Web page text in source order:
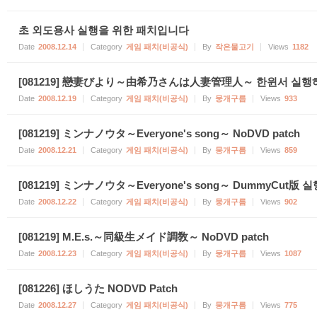
초 외도용사 실행을 위한 패치입니다
Date 2008.12.14 Category 게임 패치(비공식) By 작은물고기 Views 1182
[081219] 戀妻びより～由希乃さんは人妻管理人～ 한윈서 실행
Date 2008.12.19 Category 게임 패치(비공식) By 뭉개구름 Views 933
[081219] ミンナノウタ～Everyone's song～ NoDVD patch
Date 2008.12.21 Category 게임 패치(비공식) By 뭉개구름 Views 859
[081219] ミンナノウタ～Everyone's song～ DummyCut版 실
Date 2008.12.22 Category 게임 패치(비공식) By 뭉개구름 Views 902
[081219] M.E.s.～同級生メイド調敎～ NoDVD patch
Date 2008.12.23 Category 게임 패치(비공식) By 뭉개구름 Views 1087
[081226] ほしうた NODVD Patch
Date 2008.12.27 Category 게임 패치(비공식) By 뭉개구름 Views 775